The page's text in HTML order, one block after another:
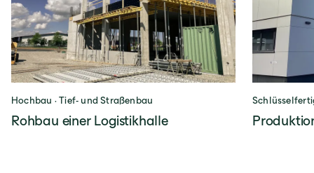
Hochbau · Tief- und Straßenbau
Rohbau einer Logistikhalle